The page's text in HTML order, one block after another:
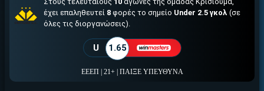
έχει επαληθευτεί 8 φορές το σημείο Under 2.5 γκολ (σε
όλες τις διοργανώσεις).
U 1.65
ΕΕΕΠ | 21+ | ΠΑΙΞΕ ΥΠΕΥΘΥΝΑ